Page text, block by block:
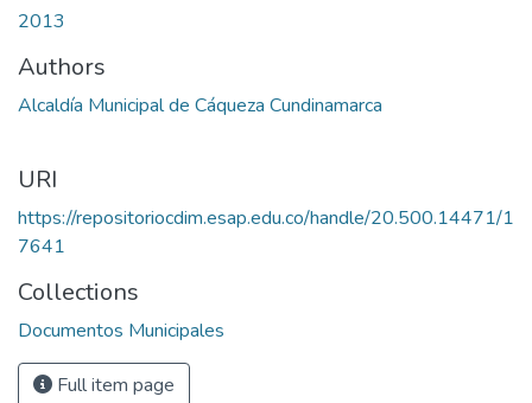
2013
Authors
Alcaldía Municipal de Cáqueza Cundinamarca
URI
https://repositoriocdim.esap.edu.co/handle/20.500.14471/1
7641
Collections
Documentos Municipales
Full item page